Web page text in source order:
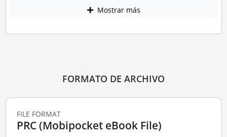
Mostrar más
FORMATO DE ARCHIVO
FILE FORMAT
PRC (Mobipocket eBook File)